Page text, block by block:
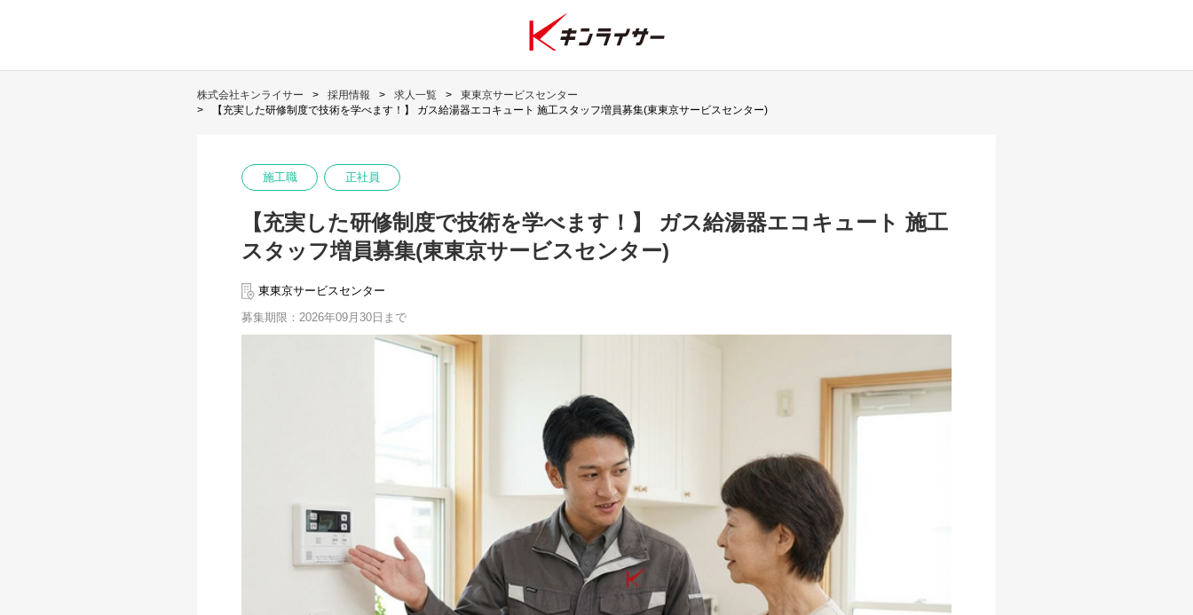
株式会社キンライサー 採用情報 求人一覧
東東京サービスセンター
【充実した研修制度で技術を学べます！】 ガス給湯器エコキュート 施工スタッフ増員募集(東東京サービスセンター)
施工職 正社員
【充実した研修制度で技術を学べます！】 ガス給湯器エコキュート 施工
スタッフ増員募集(東東京サービスセンター)
東東京サービスセンター
募集期限：2026年09月30日まで